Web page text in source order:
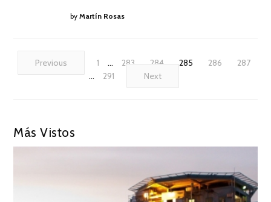
byMartín Rosas
Previous 1 … 283 284 285 286
287
…
291 Next
Más Vistos